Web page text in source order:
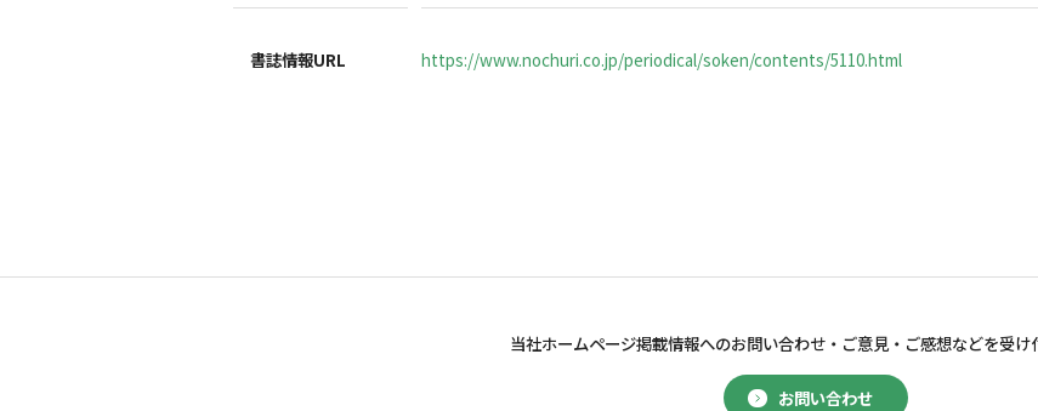
書誌情報URL https://www.nochuri.co.jp/periodical/soken/contents/5110.html
お問い合わせ
当社ホームページ掲載情報へのお問い合わせ・ ご意見・ご感想などを受け